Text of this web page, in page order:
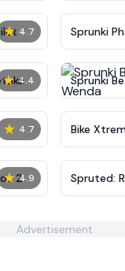
★ 4.7
Sprunki
Definitive
★ 4.4 Sprunki
★ 4.7 Bike
★ 4.9
2 Spruted:
Advertisement